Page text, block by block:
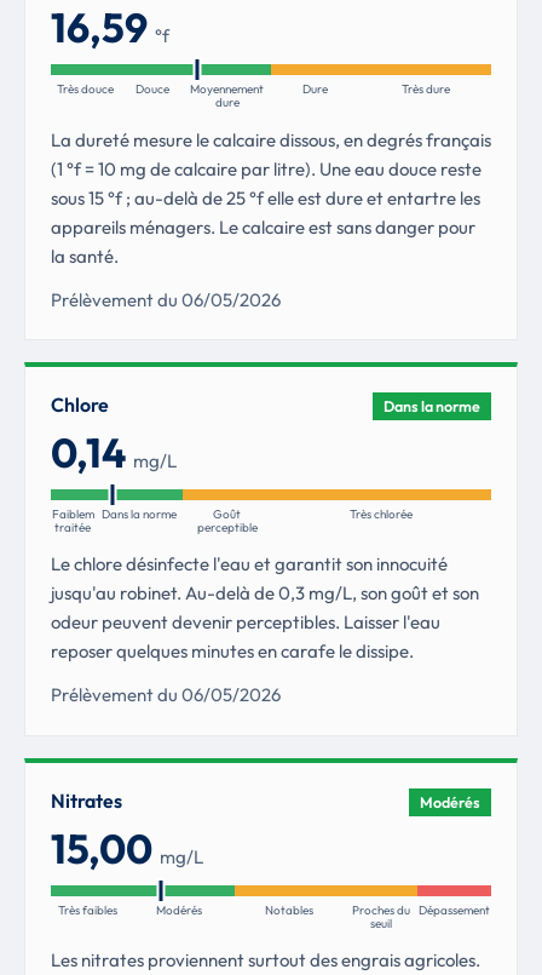
16,59 °f
Très douce Douce
Moyennement
dure
Dure Très dure
La dureté mesure le calcaire dissous, en degrés français
(1 °f = 10 mg de calcaire par litre). Une eau douce reste
sous 15 °f ; au-delà de 25 °f elle est dure et entartre les
appareils ménagers. Le calcaire est sans danger pour
la santé.
Prélèvement du 06/05/2026
Chlore Dans la norme
0,14 mg/L
Faiblement
traitée
Dans la norme
Goût
perceptible
Très chlorée
Le chlore désinfecte l'eau et garantit son innocuité
jusqu'au robinet. Au-delà de 0,3 mg/L, son goût et son
odeur peuvent devenir perceptibles. Laisser l'eau
reposer quelques minutes en carafe le dissipe.
Prélèvement du 06/05/2026
Nitrates Modérés
15,00 mg/L
Très faibles Modérés Notables
Proches du
seuil
Dépassement
Les nitrates proviennent surtout des engrais agricoles.